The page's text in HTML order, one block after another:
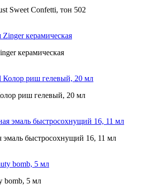
Sweet Confetti, тон 502
керамическая
риш гелевый, 20 мл
эмаль быстросохнущий 16, 11 мл
bomb, 5 мл